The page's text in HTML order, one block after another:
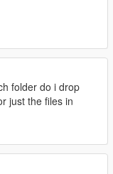
folder do i drop
just the files in